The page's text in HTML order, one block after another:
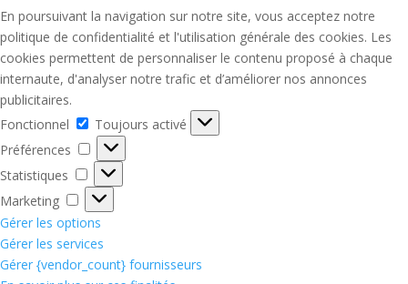
En poursuivant la navigation sur notre site, vous acceptez notre
politique de confidentialité et l'utilisation générale des cookies. Les
cookies permettent de personnaliser le contenu proposé à chaque
internaute, d'analyser notre trafic et d’améliorer nos annonces
publicitaires.
Fonctionnel
Fonctionnel
Toujours activé
Préférences
Préférences
Statistiques
Statistiques
Marketing
Marketing
Gérer les options
Gérer les services
Gérer {vendor_count} fournisseurs